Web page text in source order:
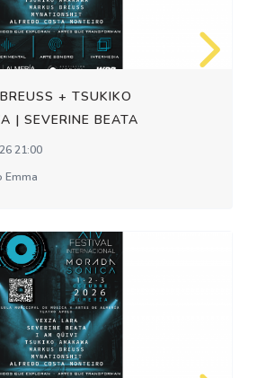
+ TSUKIKO
| SEVERINE BEATA
21:00
Emma